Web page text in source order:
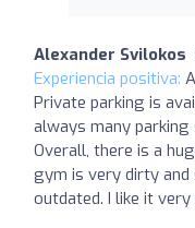
Alexander Svilokos
Experiencia positiva:
Private parking is
always many
Overall, there is a
gym is very dirty and
outdated. I like it very